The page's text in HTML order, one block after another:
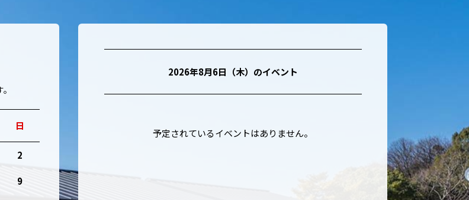
日
2
9
2026年8月6日（木） のイベント
予定されているイベントはありません。